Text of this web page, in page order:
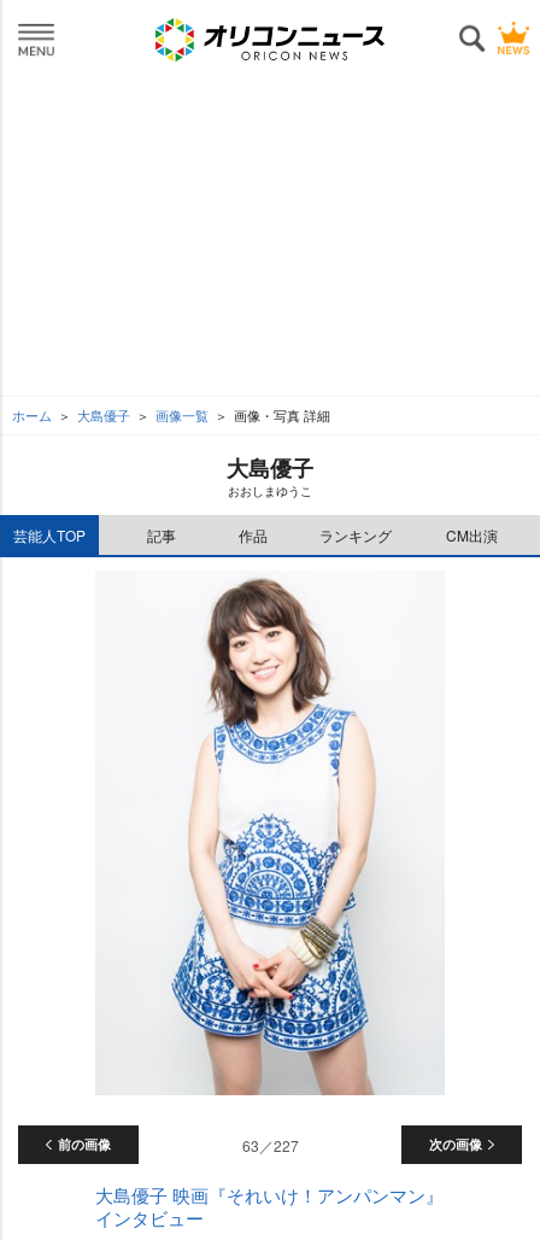
ホーム 大島優子 画像一覧 画像・写真 詳細
大島優子
おおしまゆうこ
芸能人TOP 記事 作品 ランキング CM出演
前の画像 次の画像
63／227
大島優子 映画『それいけ！アンパンマン』
インタビュー